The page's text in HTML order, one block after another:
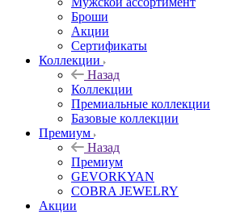
Броши
Акции
Сертификаты
Коллекции
Назад
Коллекции
Премиальные коллекции
Базовые коллекции
Премиум
Назад
Премиум
GEVORKYAN
COBRA JEWELRY
Акции